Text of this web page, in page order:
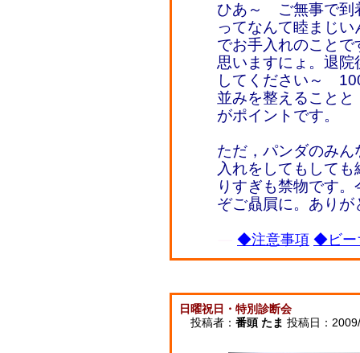
ひあ～ ご無事で到
ってなんて睦まじ
でお手入れのこと
思いますにょ。退
してください～
並みを整えること
がポイントです。
ただ，パンダのみ
入れをしてもして
りすぎも禁物です
ぞご贔屓に。あり
◆注意事項 ◆ビー
日曜祝日・特別診断会
投稿者： 番頭 たま 投稿日：